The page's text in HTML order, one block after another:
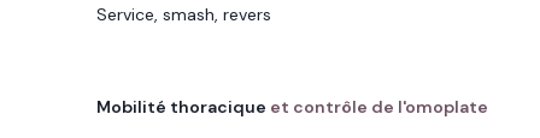
Service, smash, revers
Mobilité thoracique et contrôle de l'omoplate